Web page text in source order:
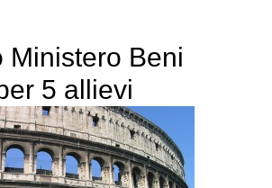
Ministero Beni
5 allievi